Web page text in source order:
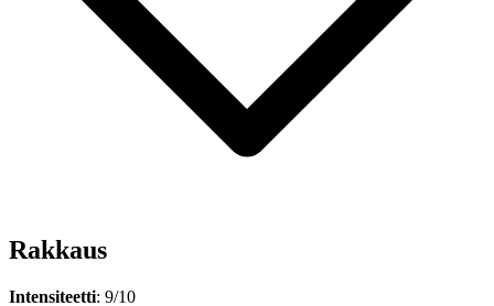
Rakkaus
Intensiteetti: 9/10